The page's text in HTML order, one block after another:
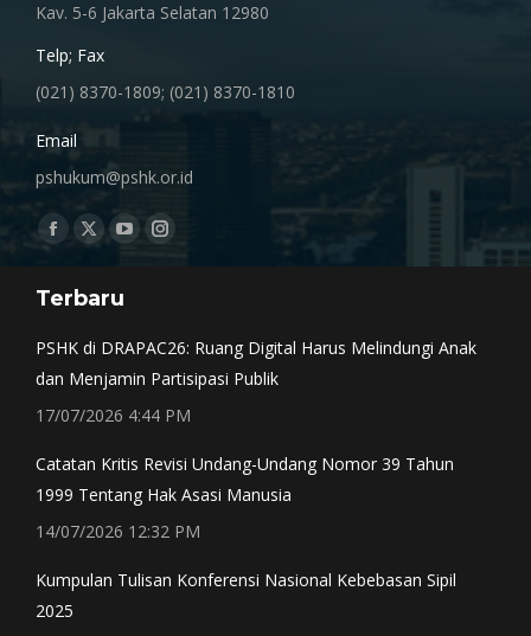
Kav. 5-6 Jakarta Selatan 12980
Telp; Fax
(021) 8370-1809; (021) 8370-1810
Email
pshukum@pshk.or.id
Find us on:
Facebook
opens
window
X
opens
window
YouTube
opens
Instagram
window
Terbaru
PSHK di DRAPAC26: Ruang Digital Harus Melindungi Anak
dan Menjamin Partisipasi Publik
17/07/2026 4:44 PM
Catatan Kritis Revisi Undang-Undang Nomor 39 Tahun
1999 Tentang Hak Asasi Manusia
14/07/2026 12:32 PM
Kumpulan Tulisan Konferensi Nasional Kebebasan Sipil
2025